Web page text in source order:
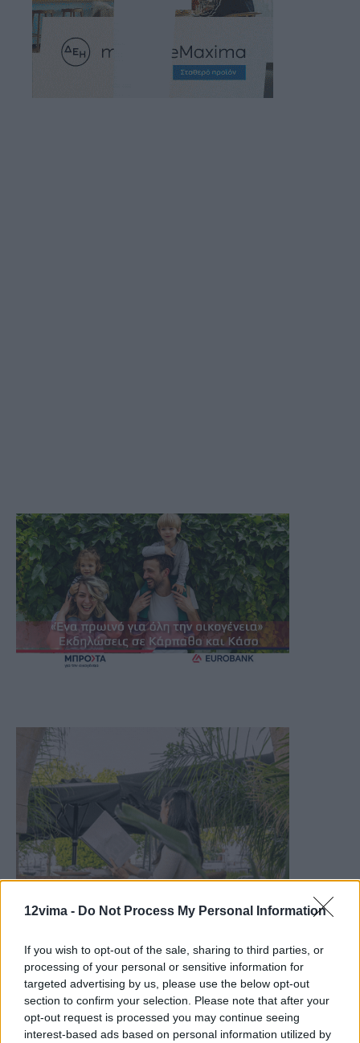
12vima - Do Not Process My Personal Information
If you wish to opt-out of the sale, sharing to third parties, or
processing of your personal or sensitive information for
targeted advertising by us, please use the below opt-out
section to confirm your selection. Please note that after your
opt-out request is processed you may continue seeing
interest-based ads based on personal information utilized by